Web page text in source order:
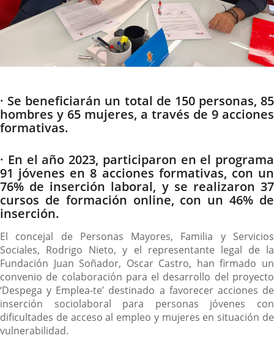
Descripción
· Se beneficiarán un total de 150 personas, 85
hombres y 65 mujeres, a través de 9 acciones
formativas.
· En el año 2023, participaron en el programa
91 jóvenes en 8 acciones formativas, con un
76% de inserción laboral, y se realizaron 37
cursos de formación online, con un 46% de
inserción.
El concejal de Personas Mayores, Familia y Servicios
Sociales, Rodrigo Nieto, y el representante legal de la
Fundación Juan Soñador, Oscar Castro, han firmado un
convenio de colaboración para el desarrollo del proyecto
‘Despega y Emplea-te’ destinado a favorecer acciones de
inserción sociolaboral para personas jóvenes con
dificultades de acceso al empleo y mujeres en situación de
vulnerabilidad.